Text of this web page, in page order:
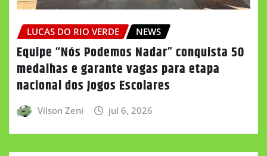
LUCAS DO RIO VERDE NEWS
Equipe “Nós Podemos Nadar” conquista 50
medalhas e garante vagas para etapa
nacional dos Jogos Escolares
Vilson Zeni jul 6, 2026